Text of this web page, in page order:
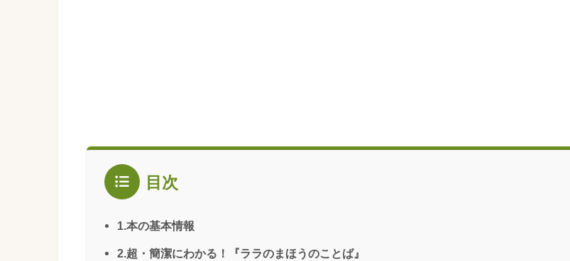
目次
1.本の基本情報
2.超・簡潔にわかる！『ララのまほうのことば』